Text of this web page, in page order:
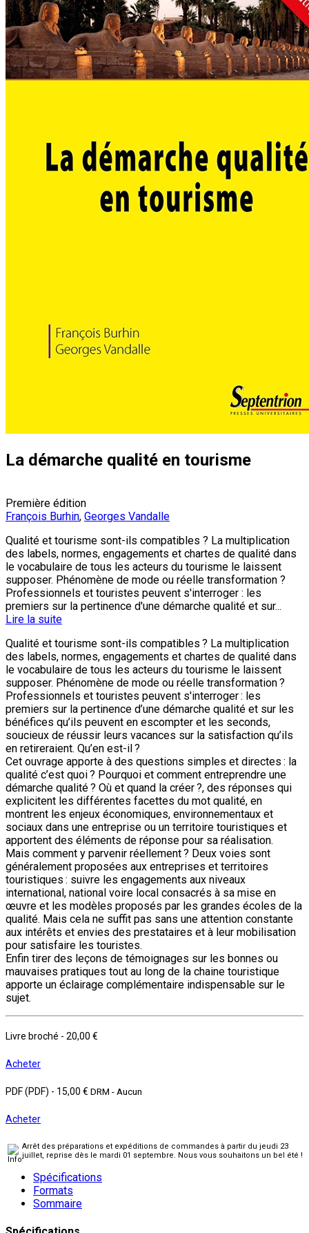
La démarche qualité en tourisme
Première édition
François Burhin, Georges Vandalle
Qualité et tourisme sont-ils compatibles ? La multiplication
des labels, normes, engagements et chartes de qualité dans
le vocabulaire de tous les acteurs du tourisme le laissent
supposer. Phénomène de mode ou réelle transformation ?
Professionnels et touristes peuvent s'interroger : les
premiers sur la pertinence d'une démarche qualité et sur...
Lire la suite
Qualité et tourisme sont-ils compatibles ? La multiplication
des labels, normes, engagements et chartes de qualité dans
le vocabulaire de tous les acteurs du tourisme le laissent
supposer. Phénomène de mode ou réelle transformation ?
Professionnels et touristes peuvent s'interroger : les
premiers sur la pertinence d’une démarche qualité et sur les
bénéfices qu’ils peuvent en escompter et les seconds,
soucieux de réussir leurs vacances sur la satisfaction qu’ils
en retireraient. Qu’en est-il ?
Cet ouvrage apporte à des questions simples et directes : la
qualité c’est quoi ? Pourquoi et comment entreprendre une
démarche qualité ? Où et quand la créer ?, des réponses qui
explicitent les différentes facettes du mot qualité, en
montrent les enjeux économiques, environnementaux et
sociaux dans une entreprise ou un territoire touristiques et
apportent des éléments de réponse pour sa réalisation.
Mais comment y parvenir réellement ? Deux voies sont
généralement proposées aux entreprises et territoires
touristiques : suivre les engagements aux niveaux
international, national voire local consacrés à sa mise en
œuvre et les modèles proposés par les grandes écoles de la
qualité. Mais cela ne suffit pas sans une attention constante
aux intérêts et envies des prestataires et à leur mobilisation
pour satisfaire les touristes.
Enfin tirer des leçons de témoignages sur les bonnes ou
mauvaises pratiques tout au long de la chaine touristique
apporte un éclairage complémentaire indispensable sur le
sujet.
Livre broché - 20,00 €
Acheter
PDF (PDF) - 15,00 € DRM - Aucun
Acheter
Arrêt des préparations et expéditions de commandes à partir du jeudi 23
juillet, reprise dès le mardi 01 septembre. Nous vous souhaitons un bel été !
Spécifications
Formats
Sommaire